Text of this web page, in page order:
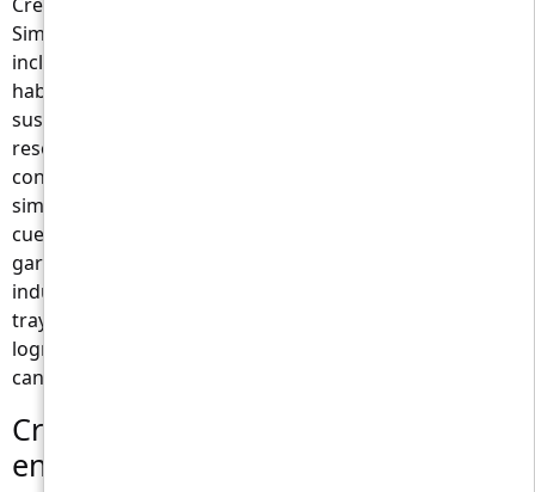
Simplemente ingrese información clave sobre usted,
incluida la educación, la experiencia laboral, las
habilidades y los logros, y la IA hará el resto: analizará
sus datos y creará un currículum personalizado que
resonará entre los reclutadores y gerentes de
contratación. Esta herramienta va mucho más allá de
simplemente llenar los espacios en blanco. Tiene en
cuenta las últimas tendencias y estándares para
garantizar que su currículum hable el idioma de su
industria. AI Resume Builder reflexionará sobre su
trayectoria profesional única y resaltará sus fortalezas y
logros de una manera que lo diferenciará de otros
candidatos.
Cree un currículum de alta calidad
en línea utilizando IA